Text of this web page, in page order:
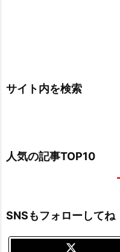
サイト内を検索
人気の記事TOP10
SNSもフォローしてね